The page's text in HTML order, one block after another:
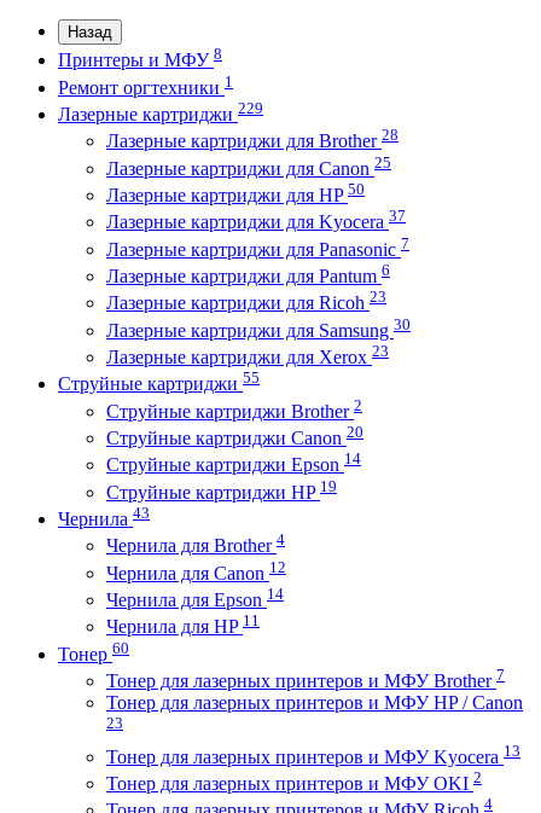
Назад
Принтеры и МФУ 8
Ремонт оргтехники 1
Лазерные картриджи 229
Лазерные картриджи для Brother 28
Лазерные картриджи для Canon 25
Лазерные картриджи для HP 50
Лазерные картриджи для Kyocera 37
Лазерные картриджи для Panasonic 7
Лазерные картриджи для Pantum 6
Лазерные картриджи для Ricoh 23
Лазерные картриджи для Samsung 30
Лазерные картриджи для Xerox 23
Струйные картриджи 55
Струйные картриджи Brother 2
Струйные картриджи Canon 20
Струйные картриджи Epson 14
Струйные картриджи HP 19
Чернила 43
Чернила для Brother 4
Чернила для Canon 12
Чернила для Epson 14
Чернила для HP 11
Тонер 60
Тонер для лазерных принтеров и МФУ Brother 7
Тонер для лазерных принтеров и МФУ HP / Canon
23
Тонер для лазерных принтеров и МФУ Kyocera 13
Тонер для лазерных принтеров и МФУ OKI 2
4